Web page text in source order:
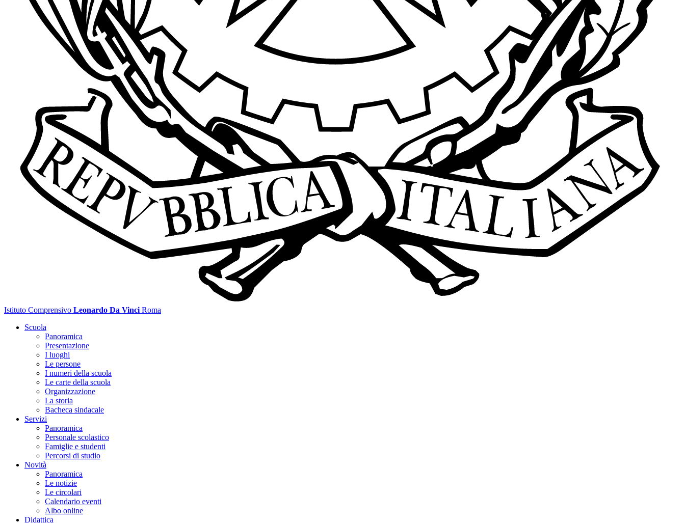
Istituto Comprensivo Leonardo Da Vinci Roma
Scuola
Panoramica
Presentazione
I luoghi
Le persone
I numeri della scuola
Le carte della scuola
Organizzazione
La storia
Bacheca sindacale
Servizi
Panoramica
Personale scolastico
Famiglie e studenti
Percorsi di studio
Novità
Panoramica
Le notizie
Le circolari
Calendario eventi
Albo online
Didattica